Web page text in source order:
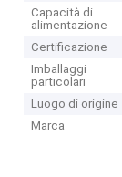
Capacità di
alimentazione
Certificazione
Imballaggi
particolari
Luogo di origine
Marca